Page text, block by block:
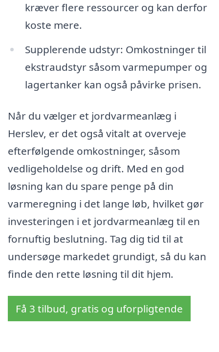
kræver flere ressourcer og kan derfor
koste mere.
Supplerende udstyr: Omkostninger til
ekstraudstyr såsom varmepumper og
lagertanker kan også påvirke prisen.
Når du vælger et jordvarmeanlæg i
Herslev, er det også vitalt at overveje
efterfølgende omkostninger, såsom
vedligeholdelse og drift. Med en god
løsning kan du spare penge på din
varmeregning i det lange løb, hvilket gør
investeringen i et jordvarmeanlæg til en
fornuftig beslutning. Tag dig tid til at
undersøge markedet grundigt, så du kan
finde den rette løsning til dit hjem.
Få 3 tilbud, gratis og uforpligtende